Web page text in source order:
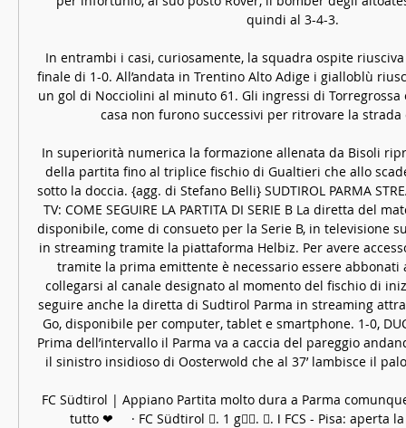
quindi al 3-4-3.
In entrambi i casi, curiosamente, la squadra ospite
finale di 1-0. All’andata in Trentino Alto Adige i gialloblù
un gol di Nocciolini al minuto 61. Gli ingressi di
casa non furono successivi per ritrovare la
In superiorità numerica la formazione allenata da Bisoli
della partita fino al triplice fischio di Gualtieri che allo
sotto la doccia. {agg. di Stefano Belli} SUDTIROL PARMA
TV: COME SEGUIRE LA PARTITA DI SERIE B La diretta del
disponibile, come di consueto per la Serie B, in televisione
in streaming tramite la piattaforma Helbiz. Per avere
tramite la prima emittente è necessario essere abbonati
collegarsi al canale designato al momento del fischio di
seguire anche la diretta di Sudtirol Parma in streaming
Go, disponibile per computer, tablet e smartphone. 1-0,
Prima dell’intervallo il Parma va a caccia del pareggio
il sinistro insidioso di Oosterwold che al 37’ lambisce il
FC Südtirol | Appiano Partita molto dura a Parma
tutto ❤     · FC Südtirol 󱢏. 1 g󰞋󰟠. 󰟝. ǀ FCS - Pisa: aperta